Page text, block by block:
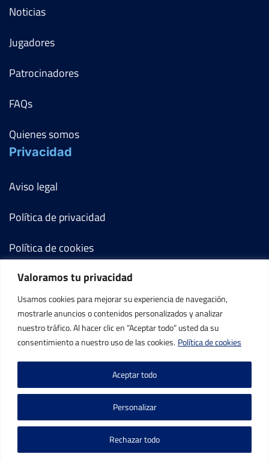
Valoramos tu privacidad
Usamos cookies para mejorar su experiencia de navegación,
mostrarle anuncios o contenidos personalizados y analizar
nuestro tráfico. Al hacer clic en “Aceptar todo” usted da su
consentimiento a nuestro uso de las cookies. Política de cookies
Personalizar
Rechazar todo
Aceptar todo
Noticias
Jugadores
Patrocinadores
FAQs
Quienes somos
Privacidad
Aviso legal
Política de privacidad
Política de cookies
Términos y condiciones
Mi cuenta
Contacto